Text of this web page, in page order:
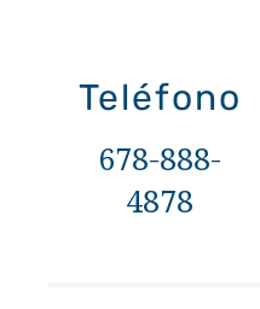
Teléfono
678-888-
4878